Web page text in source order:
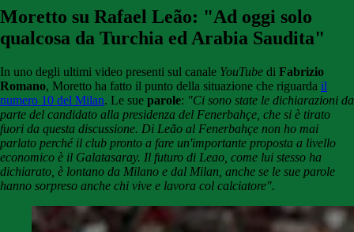
Moretto su Rafael Leão: "Ad oggi solo
qualcosa da Turchia ed Arabia Saudita"
In uno degli ultimi video presenti sul canale YouTube di Fabrizio
Romano, Moretto ha fatto il punto della situazione che riguarda il
numero 10 del Milan. Le sue parole: "Ci sono state le dichiarazioni da
parte del candidato alla presidenza del Fenerbahçe, che si è tirato
fuori da questa discussione. Di Leão al Fenerbahçe non ho mai
parlato perché il club pronto a fare un'importante proposta a livello
economico è il Galatasaray. Il futuro di Leao, come lui stesso ha
dichiarato, è lontano da Milano e dal Milan, anche se le sue parole
hanno sorpreso anche chi vive e lavora col calciatore".